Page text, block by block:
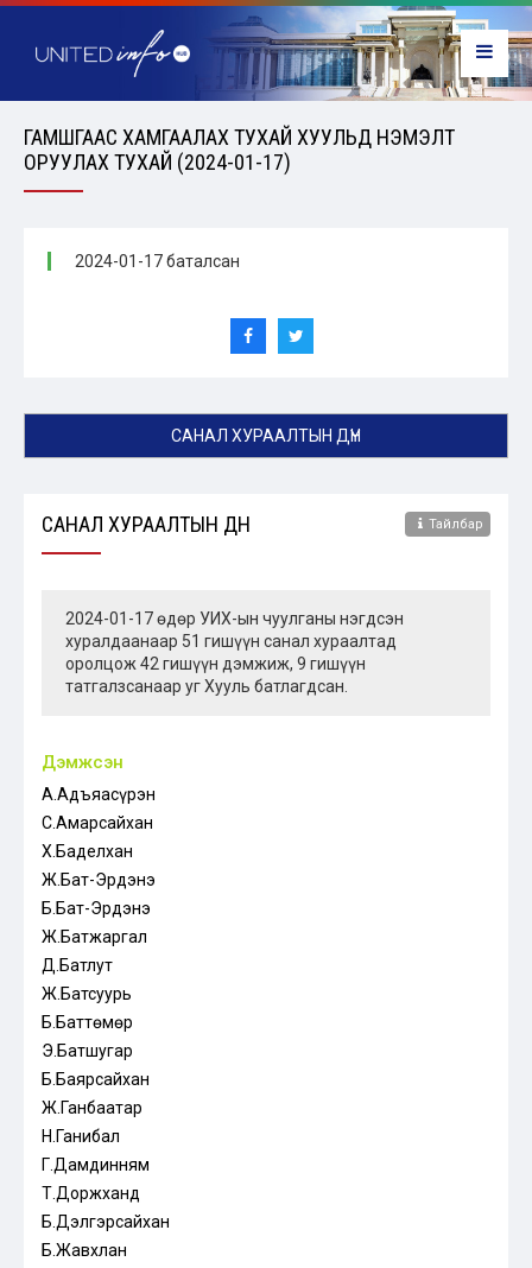
ГАМШГААС ХАМГААЛАХ ТУХАЙ ХУУЛЬД НЭМЭЛТ
ОРУУЛАХ ТУХАЙ (2024-01-17)
2024-01-17 баталсан
САНАЛ ХУРААЛТЫН ДҮН
САНАЛ ХУРААЛТЫН ДҮН Тайлбар
2024-01-17 өдөр УИХ-ын чуулганы нэгдсэн
хуралдаанаар 51 гишүүн санал хураалтад
оролцож 42 гишүүн дэмжиж, 9 гишүүн
татгалзсанаар уг Хууль батлагдсан.
Дэмжсэн
А.Адъяасүрэн
С.Амарсайхан
Х.Баделхан
Ж.Бат-Эрдэнэ
Б.Бат-Эрдэнэ
Ж.Батжаргал
Д.Батлут
Ж.Батсуурь
Б.Баттөмөр
Э.Батшугар
Б.Баярсайхан
Ж.Ганбаатар
Н.Ганибал
Г.Дамдинням
Т.Доржханд
Б.Дэлгэрсайхан
Б.Жавхлан